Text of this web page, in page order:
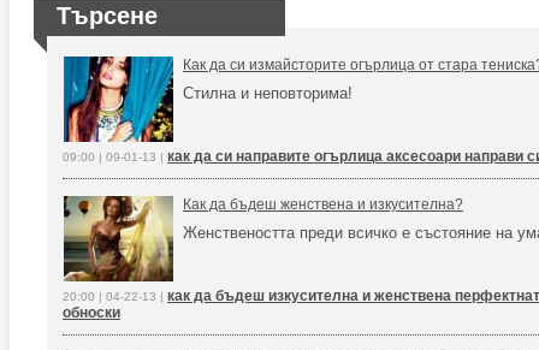
Търсене
Как да си измайсторите огърлица от стара
Стилна и неповторима!
09:00 | 09-01-13 | как да си направите огърлица аксесоари направи
Как да бъдеш женствена и изкусителна?
Женствеността преди всичко е състояние на
20:00 | 04-22-13 | как да бъдеш изкусителна и женствена
обноски